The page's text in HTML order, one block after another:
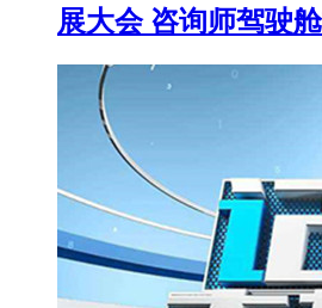
展大会 咨询师驾驶